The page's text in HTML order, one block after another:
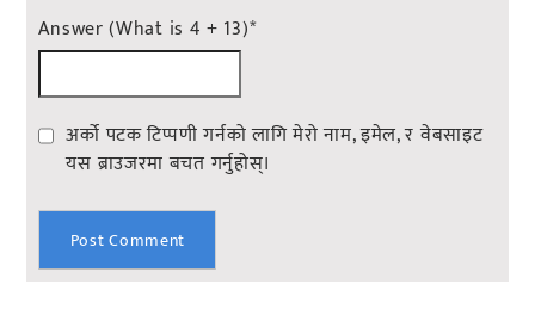
Answer (What is 4 + 13)*
अर्को पटक टिप्पणी गर्नको लागि मेरो नाम, इमेल, र वेबसाइट
यस ब्राउजरमा बचत गर्नुहोस्।